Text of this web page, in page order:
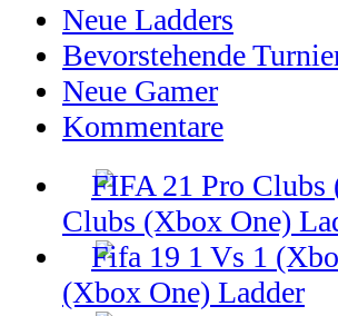
Neue Ladders
Bevorstehende
Neue Gamer
Kommentare
Clubs (Xbox One)
(Xbox One) Ladder